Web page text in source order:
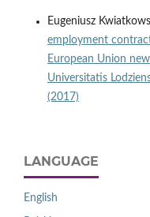
Eugeniusz
employment
European Union
Universitatis
(2017)
LANGUAGE
English